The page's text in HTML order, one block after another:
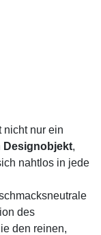
nicht nur ein
Designobjekt,
nahtlos in jede
des
den reinen,